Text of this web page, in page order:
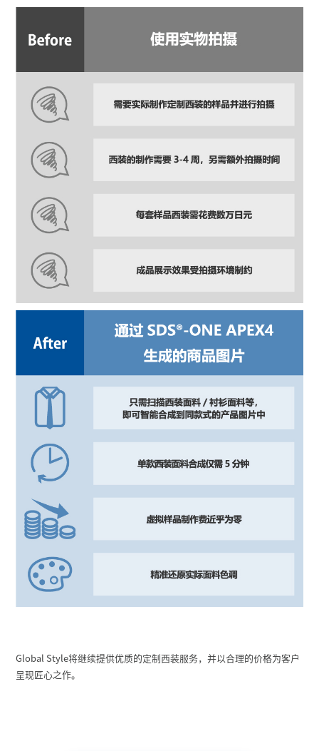
Global Style将继续提供优质的定制西装服务，并以合理的价格为客户
呈现匠心之作。